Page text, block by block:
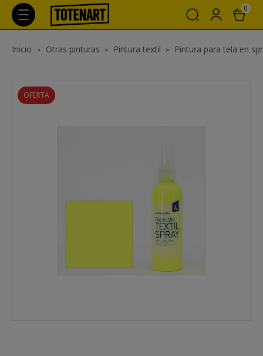
0
Inicio Otras pinturas Pintura textil Pintura para tela en
OFERTA